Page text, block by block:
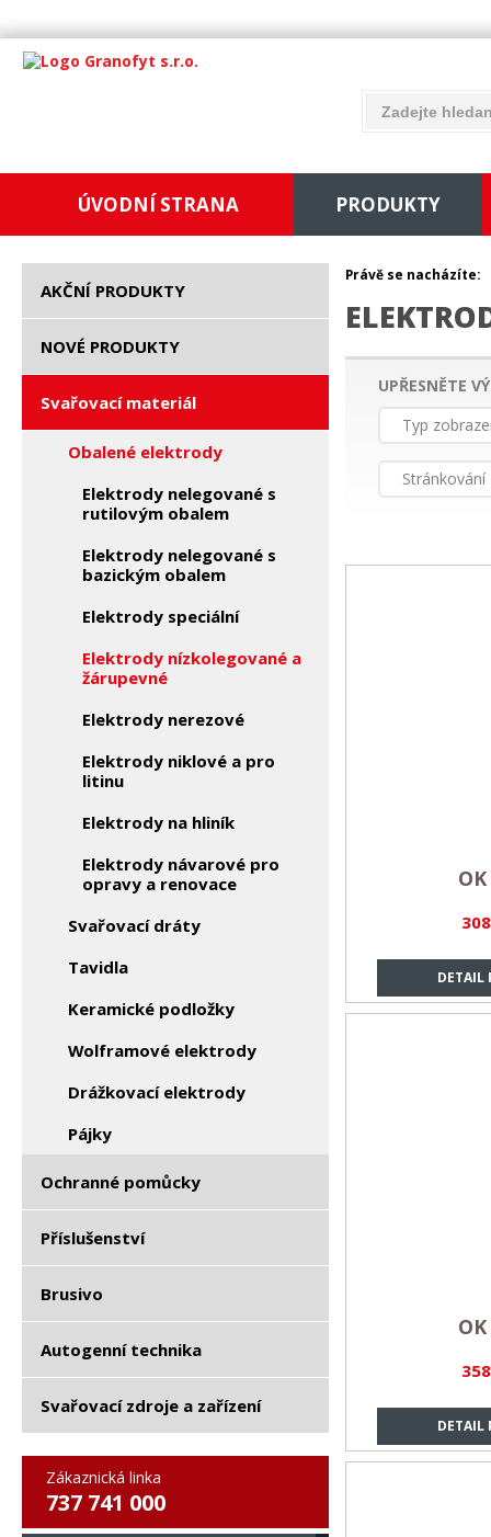
ÚVODNÍ STRANA PRODUKTY
AKČNÍ PRODUKTY
NOVÉ PRODUKTY
Svařovací materiál
Obalené elektrody
Elektrody nelegované s
rutilovým obalem
Elektrody nelegované s
bazickým obalem
Elektrody speciální
Elektrody nízkolegované a
žárupevné
Elektrody nerezové
Elektrody niklové a pro
litinu
Elektrody na hliník
Elektrody návarové pro
opravy a renovace
Svařovací dráty
Tavidla
Keramické podložky
Wolframové elektrody
Drážkovací elektrody
Pájky
Ochranné pomůcky
Příslušenství
Brusivo
Autogenní technika
Svařovací zdroje a zařízení
Zákaznická linka
737 741 000
Právě se nacházíte:
UPŘESNĚTE
Typ
Stránkování
DETAIL
DETAIL